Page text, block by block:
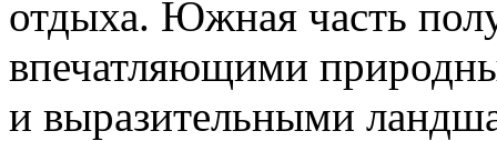
отдыха. Южная часть
впечатляющими
и выразительными